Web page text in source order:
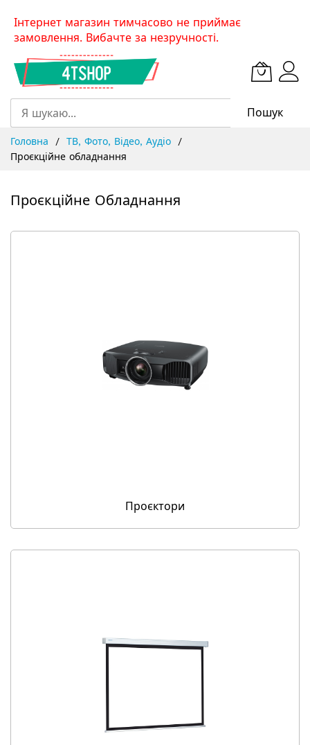
SkipІнтернет магазин тимчасово не приймає
замовлення. Вибачте за незручності.
Пошук
Головна
ТВ, Фото, Відео, Аудіо
Проєкційне обладнання
Проєкційне Обладнання
Проєктори